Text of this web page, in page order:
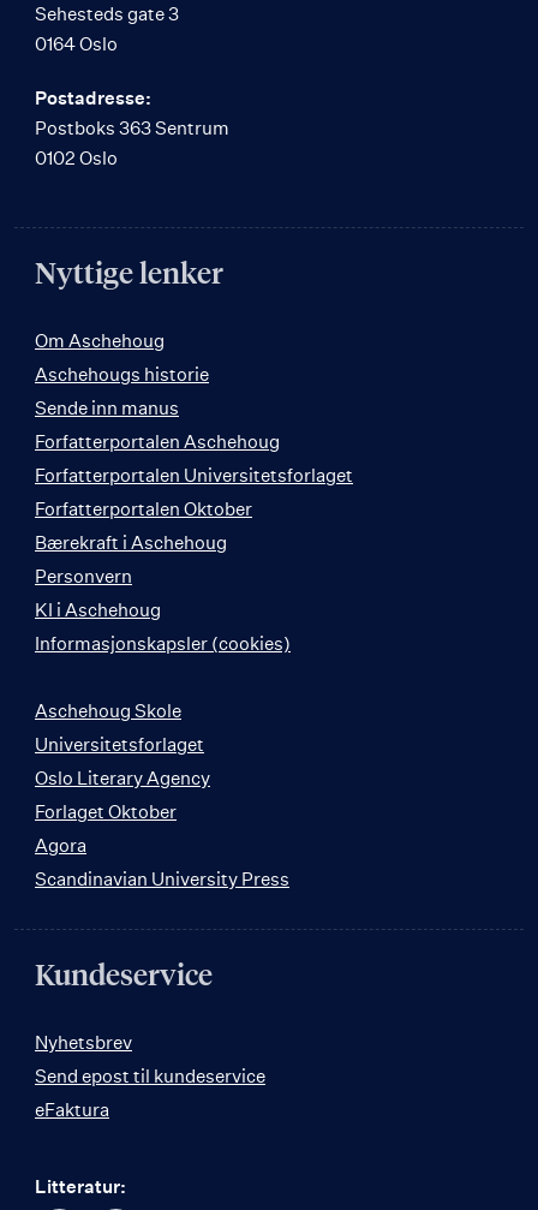
Sehesteds gate 3
0164 Oslo
Postadresse:
Postboks 363 Sentrum
0102 Oslo
Nyttige lenker
Om Aschehoug
Aschehougs historie
Sende inn manus
Forfatterportalen Aschehoug
Forfatterportalen Universitetsforlaget
Forfatterportalen Oktober
Bærekraft i Aschehoug
Personvern
KI i Aschehoug
Informasjonskapsler (cookies)
Aschehoug Skole
Universitetsforlaget
Oslo Literary Agency
Forlaget Oktober
Agora
Scandinavian University Press
Kundeservice
Nyhetsbrev
Send epost til kundeservice
eFaktura
Litteratur: